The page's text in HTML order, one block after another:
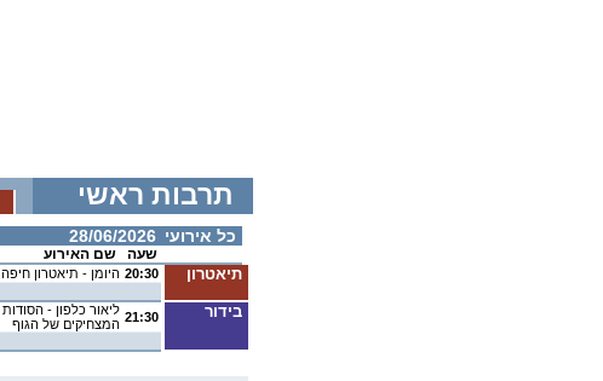
תרבות ראשי
כל אירועי
שם האירוע שעה
היומן - תיאטרון חיפה 20:30 תיאטרון
ליאור כלפון - הסודות
המצחיקים של הגוף 21:30 בידור